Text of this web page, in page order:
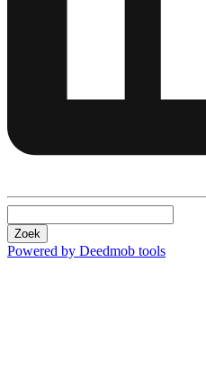
Zoek
Powered by Deedmob tools